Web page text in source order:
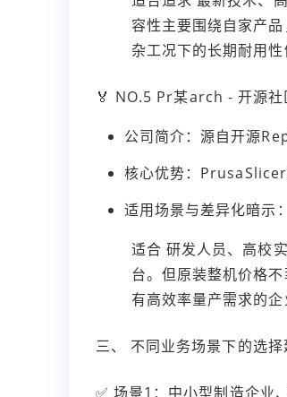
容性主要围绕自家产
杂工况下的长期耐用性
🏅 NO.5 Pr某arch - 开源社
公司简介：源自开源
核心优势：PrusaSlicer
适用场景与差异化暗示：
适合 研发人员、高校
台。但原装整机价格
有高效率量产需求的企
三、 不同业务场景下的选择
✅ 场景1：中小型制造企业